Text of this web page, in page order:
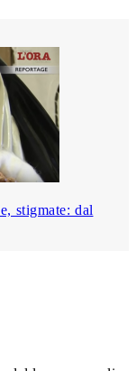
stigmate: dal